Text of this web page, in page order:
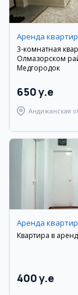
Аренда квартир
3-комнатная
Олмазорском
Медгородок
650 y.e
Андижанская
Аренда квартир
Квартира в
400 y.e